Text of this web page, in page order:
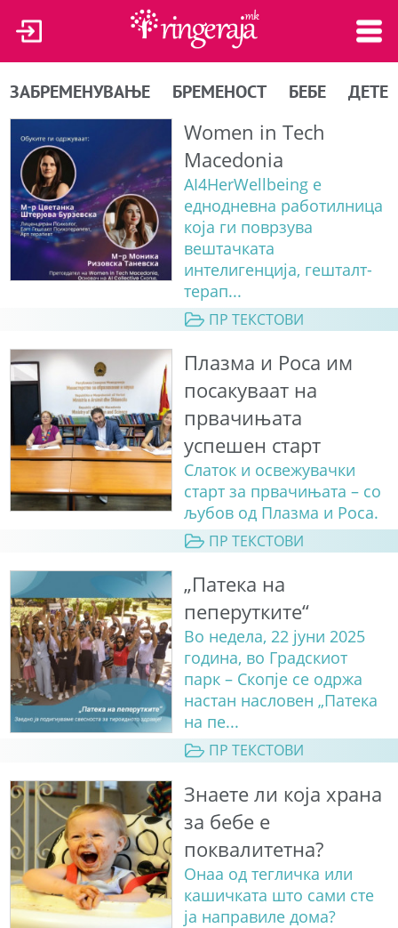
ЗАБРЕМЕНУВАЊЕ БРЕМЕНОСТ БЕБЕ ДЕТЕ
Women in Tech
Macedonia
AI4HerWellbeing е
еднодневна работилница
која ги поврзува
вештачката
интелигенција, гешталт-
терап...
ПР ТЕКСТОВИ
Плазма и Роса им
посакуваат на
првачињата
успешен старт
Слаток и освежувачки
старт за првачињата – со
љубов од Плазма и Роса.
ПР ТЕКСТОВИ
„Патека на
пеперутките“
Во недела, 22 јуни 2025
година, во Градскиот
парк – Скопје се одржа
настан насловен „Патека
на пе...
ПР ТЕКСТОВИ
Знаете ли која храна
за бебе е
поквалитетна?
Онаа од тегличка или
кашичката што сами сте
ја направиле дома?